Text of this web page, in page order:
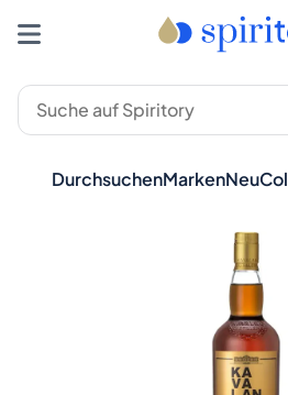
DurchsuchenMarkenNeu